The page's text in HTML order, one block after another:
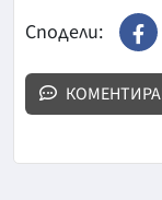
Сподели: